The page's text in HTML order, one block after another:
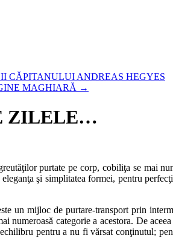
CĂPITANULUI ANDREAS HEGYES
MAGHIARĂ →
ZILELE…
purtate pe corp, cobiliţa se mai
şi simplitatea formei, pentru
un mijloc de purtare-transport prin
numeroasă categorie a acestora. De
pentru a nu fi vărsat conţinutul;